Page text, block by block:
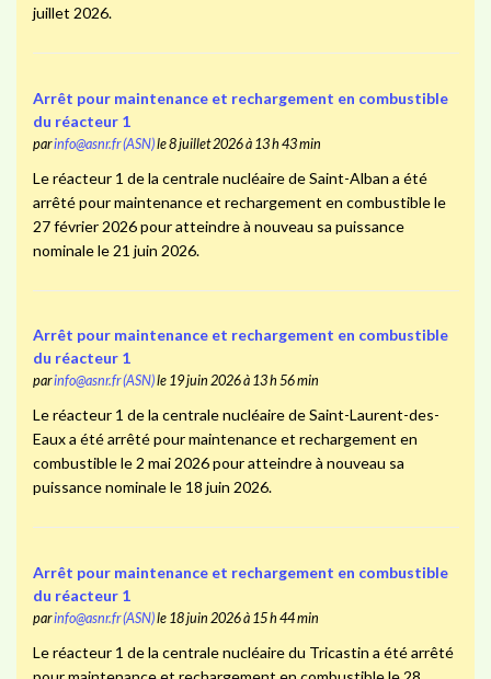
juillet 2026.
Arrêt pour maintenance et rechargement en combustible
du réacteur 1
parinfo@asnr.fr (ASN)le 8 juillet 2026 à 13 h 43 min
Le réacteur 1 de la centrale nucléaire de Saint-Alban a été
arrêté pour maintenance et rechargement en combustible le
27 février 2026 pour atteindre à nouveau sa puissance
nominale le 21 juin 2026.
Arrêt pour maintenance et rechargement en combustible
du réacteur 1
parinfo@asnr.fr (ASN)le 19 juin 2026 à 13 h 56 min
Le réacteur 1 de la centrale nucléaire de Saint-Laurent-des-
Eaux a été arrêté pour maintenance et rechargement en
combustible le 2 mai 2026 pour atteindre à nouveau sa
puissance nominale le 18 juin 2026.
Arrêt pour maintenance et rechargement en combustible
du réacteur 1
parinfo@asnr.fr (ASN)le 18 juin 2026 à 15 h 44 min
Le réacteur 1 de la centrale nucléaire du Tricastin a été arrêté